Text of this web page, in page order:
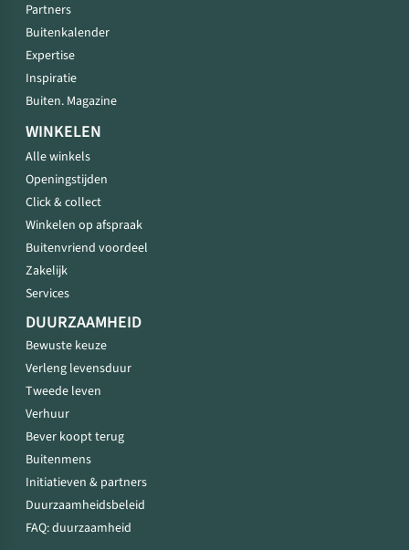
Partners
Buitenkalender
Expertise
Inspiratie
Buiten. Magazine
WINKELEN
Alle winkels
Openingstijden
Click & collect
Winkelen op afspraak
Buitenvriend voordeel
Zakelijk
Services
DUURZAAMHEID
Bewuste keuze
Verleng levensduur
Tweede leven
Verhuur
Bever koopt terug
Buitenmens
Initiatieven & partners
Duurzaamheidsbeleid
FAQ: duurzaamheid